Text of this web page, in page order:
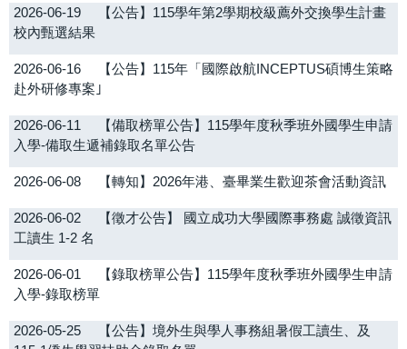
2026-06-19
【公告】115學年第2學期校級薦外交換學生計畫
校內甄選結果
2026-06-16
【公告】115年「國際啟航INCEPTUS碩博生策略
赴外研修專案｣
2026-06-11
【備取榜單公告】115學年度秋季班外國學生申請
入學-備取生遞補錄取名單公告
2026-06-08 【轉知】2026年港、臺畢業生歡迎茶會活動資訊
2026-06-02
【徵才公告】 國立成功大學國際事務處 誠徵資訊
工讀生 1-2 名
2026-06-01
【錄取榜單公告】115學年度秋季班外國學生申請
入學-錄取榜單
2026-05-25
【公告】境外生與學人事務組暑假工讀生、及